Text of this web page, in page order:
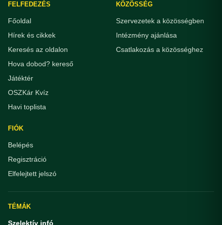
FELFEDEZÉS
Főoldal
Hírek és cikkek
Keresés az oldalon
Hova dobod? kereső
Játéktér
OSZKár Kvíz
Havi toplista
KÖZÖSSÉG
Szervezetek a közösségben
Intézmény ajánlása
Csatlakozás a közösséghez
FIÓK
Belépés
Regisztráció
Elfelejtett jelszó
TÉMÁK
Szelektív infó